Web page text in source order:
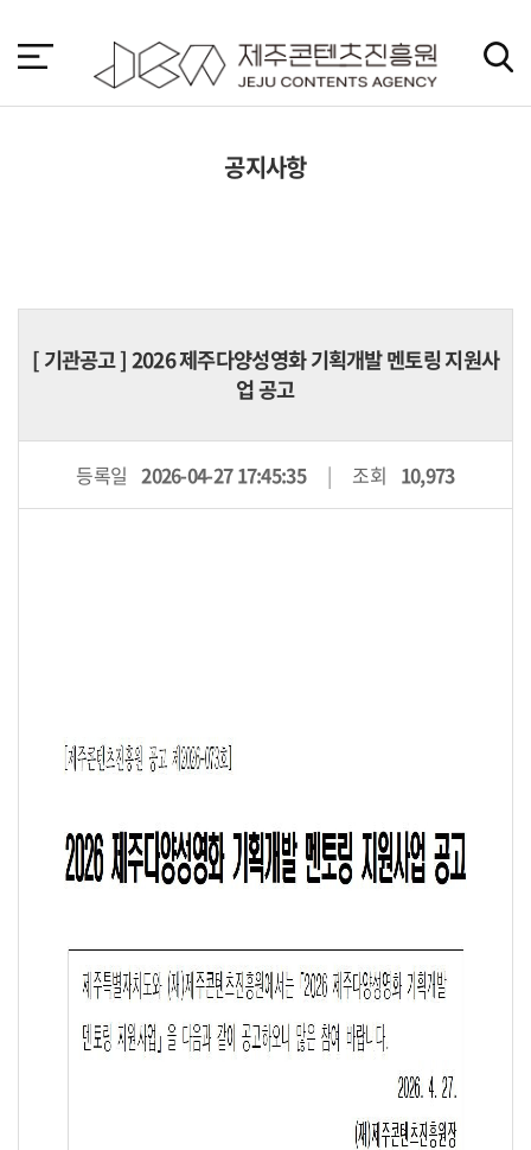
바
가
공지사항
[기관공고] 2026 제주다양성영화 기획개발 멘토링 지원사
업 공고
등록일 2026-04-27 17:45:35 조회 10,973